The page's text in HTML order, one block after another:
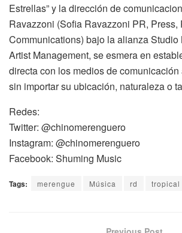
Estrellas” y la dirección de
Ravazzoni (Sofia Ravazzoni PR, Press,
Communications) bajo la alianza Studio
Artist Management, se esmera en
directa con los medios de
sin importar su ubicación, naturaleza o
Redes:
Twitter: @chinomerenguero
Instagram: @chinomerenguero
Facebook: Shuming Music
Tags: merengue Música rd tropical